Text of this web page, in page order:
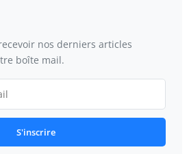
nos derniers articles
boîte mail.
S'inscrire